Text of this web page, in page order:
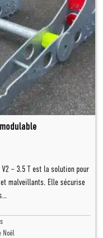
– 3.5 T est la solution pour
malveillants. Elle sécurise
Noël